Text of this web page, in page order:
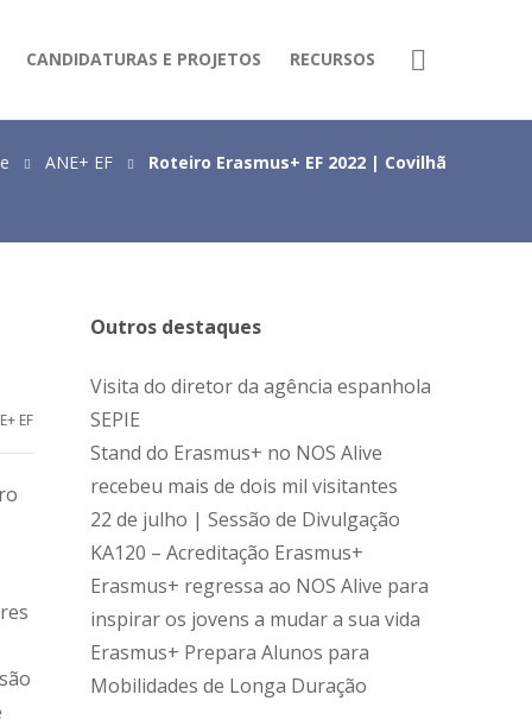
CANDIDATURAS E PROJETOS RECURSOS
ANE+ EF Roteiro Erasmus+ EF 2022 | Covilhã
EF
Outros destaques
Visita do diretor da agência espanhola
SEPIE
Stand do Erasmus+ no NOS Alive
recebeu mais de dois mil visitantes
22 de julho | Sessão de Divulgação
KA120 – Acreditação Erasmus+
Erasmus+ regressa ao NOS Alive para
inspirar os jovens a mudar a sua vida
Erasmus+ Prepara Alunos para
Mobilidades de Longa Duração